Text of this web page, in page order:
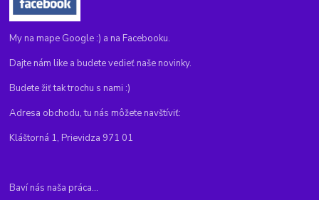
My na mape Google :) a na Facebooku.
Dajte nám like a budete vedieť naše novinky.
Budete žiť tak trochu s nami :)
Adresa obchodu, tu nás môžete navštíviť:
Kláštorná 1, Prievidza 971 01
Baví nás naša práca...